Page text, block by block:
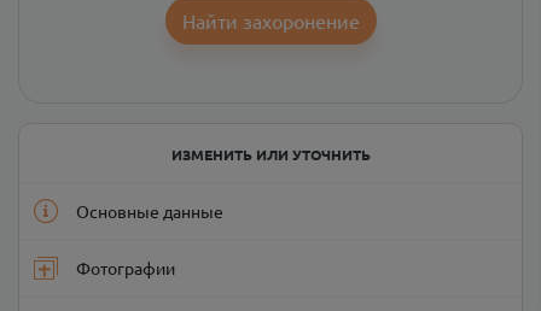
Найти захоронение
ИЗМЕНИТЬ ИЛИ УТОЧНИТЬ
Основные данные
Фотографии